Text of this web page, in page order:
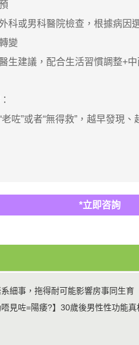
或男科醫院檢查，根據病因選
變
建議，配合生活習慣調整+中
”或者“無得救”，越早發現、
*立即咨詢
細事，拖得耐可能影響房事同生育
見咗=陽痿?】30歲後男性性功能真